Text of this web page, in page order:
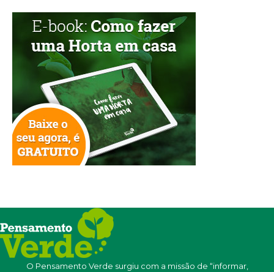
O Pensamento Verde surgiu com a missão de “informar,